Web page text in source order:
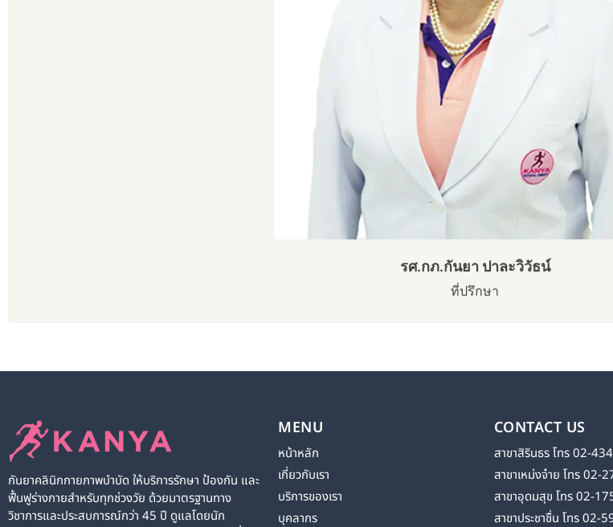
รศ.กภ.กันยา ปาละวิวัธน์
ที่ปรึกษา
กันยาคลินิกกายภาพบำบัด ให้บริการรักษา ป้องกัน และ
ฟื้นฟูร่างกายสำหรับทุกช่วงวัย ด้วยมาตรฐานทาง
วิชาการและประสบการณ์กว่า 45 ปี ดูแลโดยนัก
MENU
หน้าหลัก
เกี่ยวกับเรา
บริการของเรา
บุคลากร
CONTACT US
สาขาสิรินธร โทร 02-
สาขาเหม่งจ๋าย โทร 02-
สาขาอุดมสุข โทร 02-
สาขาประชาชื่น โทร 02-